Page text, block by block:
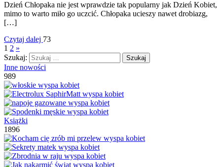
Dzień Chłopaka nie jest wprawdzie tak popularny jak Dzień Kobiet,
mimo to warto miło go uczcić. Chłopaka ucieszy nawet drobiazg,
[…]
Czytaj dalej 73
1 2 »
Szukaj:
Inne nowości
989
Książki
1896